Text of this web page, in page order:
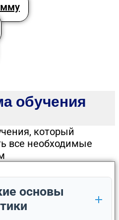
обучения
который
все необходимые
основы